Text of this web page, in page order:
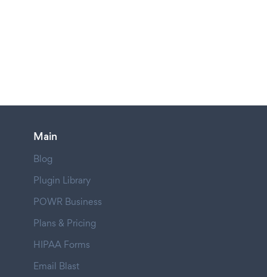
Main
Blog
Plugin Library
POWR Business
Plans & Pricing
HIPAA Forms
Email Blast